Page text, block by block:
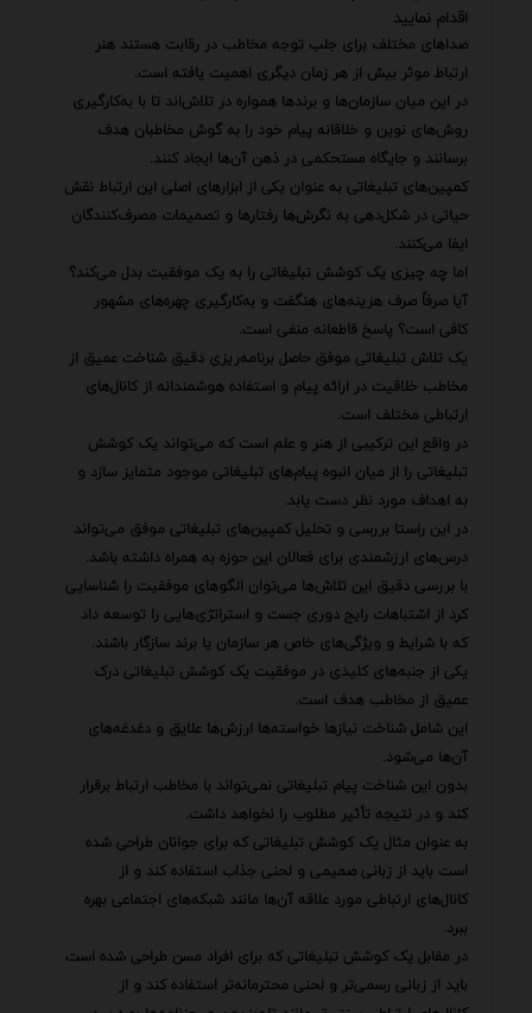
اقدام نمایید
صداهای مختلف برای جلب توجه مخاطب در رقابت هستند هنر
ارتباط موثر بیش از هر زمان دیگری اهمیت یافته است.
در این میان سازمان‌ها و برندها همواره در تلاش‌اند تا با به‌کارگیری
روش‌های نوین و خلاقانه پیام خود را به گوش مخاطبان هدف
برسانند و جایگاه مستحکمی در ذهن آن‌ها ایجاد کنند.
کمپین‌های تبلیغاتی به عنوان یکی از ابزارهای اصلی این ارتباط نقش
حیاتی در شکل‌دهی به نگرش‌ها رفتارها و تصمیمات مصرف‌کنندگان
ایفا می‌کنند.
اما چه چیزی یک کوشش تبلیغاتی را به یک موفقیت بدل می‌کند؟
آیا صرفاً صرف هزینه‌های هنگفت و به‌کارگیری چهره‌های مشهور
کافی است؟ پاسخ قاطعانه منفی است.
یک تلاش تبلیغاتی موفق حاصل برنامه‌ریزی دقیق شناخت عمیق از
مخاطب خلاقیت در ارائه پیام و استفاده هوشمندانه از کانال‌های
ارتباطی مختلف است.
در واقع این ترکیبی از هنر و علم است که می‌تواند یک کوشش
تبلیغاتی را از میان انبوه پیام‌های تبلیغاتی موجود متمایز سازد و
به اهداف مورد نظر دست یابد.
در این راستا بررسی و تحلیل کمپین‌های تبلیغاتی موفق می‌تواند
درس‌های ارزشمندی برای فعالان این حوزه به همراه داشته باشد.
با بررسی دقیق این تلاش‌ها می‌توان الگوهای موفقیت را شناسایی
کرد از اشتباهات رایج دوری جست و استراتژی‌هایی را توسعه داد
که با شرایط و ویژگی‌های خاص هر سازمان یا برند سازگار باشند.
یکی از جنبه‌های کلیدی در موفقیت یک کوشش تبلیغاتی درک
عمیق از مخاطب هدف است.
این شامل شناخت نیازها خواسته‌ها ارزش‌ها علایق و دغدغه‌های
آن‌ها می‌شود.
بدون این شناخت پیام تبلیغاتی نمی‌تواند با مخاطب ارتباط برقرار
کند و در نتیجه تأثیر مطلوب را نخواهد داشت.
به عنوان مثال یک کوشش تبلیغاتی که برای جوانان طراحی شده
است باید از زبانی صمیمی و لحنی جذاب استفاده کند و از
کانال‌های ارتباطی مورد علاقه آن‌ها مانند شبکه‌های اجتماعی بهره
ببرد.
در مقابل یک کوشش تبلیغاتی که برای افراد مسن طراحی شده است
باید از زبانی رسمی‌تر و لحنی محترمانه‌تر استفاده کند و از